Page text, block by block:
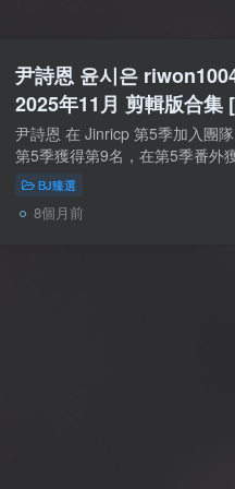
尹詩恩 윤시은
2025年11月 剪輯版合集
尹詩恩 在 Jinricp 第5季加入團
第5季獲得第9名，在第5季番外
快，在第6季比較受歡迎。有幾
貝，在本期也有體現。本期在下
BJ臻選
8個月前